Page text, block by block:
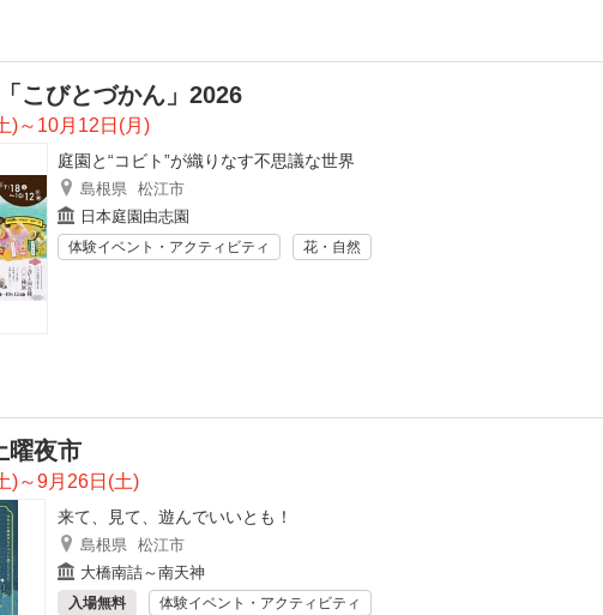
こびとづかん」2026
)～10月12日(月)
庭園と“コビト”が織りなす不思議な世界
島根県 松江市
日本庭園由志園
体験イベント・アクティビティ 花・自然
曜夜市
)～9月26日(土)
来て、見て、遊んでいいとも！
島根県 松江市
大橋南詰～南天神
入場無料 体験イベント・アクティビティ